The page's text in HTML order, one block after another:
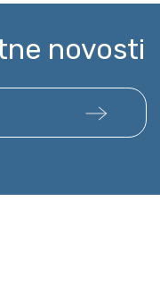
novosti